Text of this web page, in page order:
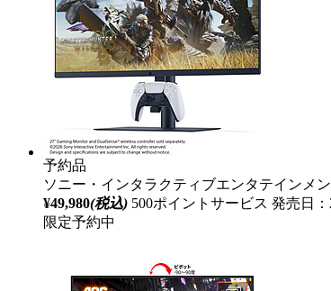
予約品
ソニー・インタラクティブエンタテインメン
¥49,980(税込) 500ポイントサービス 発売日：
限定予約中